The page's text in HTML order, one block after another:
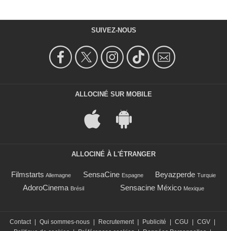
SUIVEZ-NOUS
ALLOCINÉ SUR MOBILE
ALLOCINÉ À L'ÉTRANGER
Filmstarts Allemagne SensaCine Espagne Beyazperde Turquie
AdoroCinema Brésil Sensacine México Mexique
Contact | Qui sommes-nous | Recrutement | Publicité | CGU | CGV |